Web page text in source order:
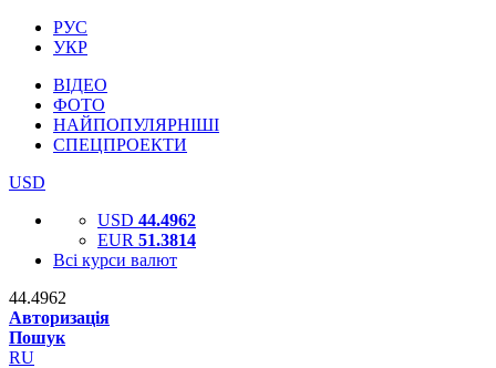
РУС
УКР
ВІДЕО
ФОТО
НАЙПОПУЛЯРНІШІ
СПЕЦПРОЕКТИ
USD
USD 44.4962
EUR 51.3814
Всі курси валют
44.4962
Авторизація
Пошук
RU